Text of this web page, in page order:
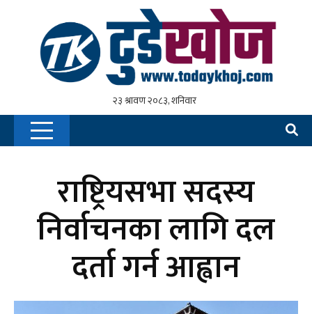
राष्ट्रियसभा सदस्य
निर्वाचनका लागि दल
दर्ता गर्न आह्वान